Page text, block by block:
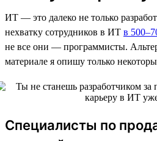
ИТ — это далеко не только
нехватку сотрудников в ИТ в
не все они — программисты.
материале я опишу только
Специалисты по